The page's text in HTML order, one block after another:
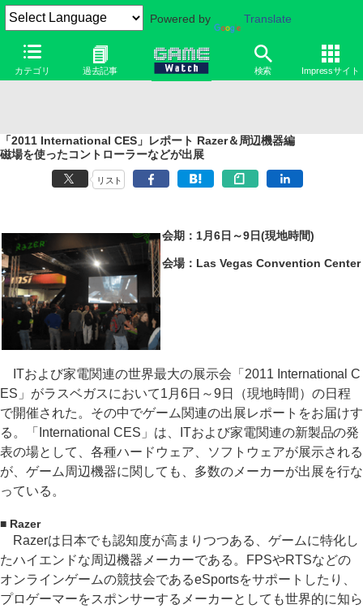
Powered by Translate
カテゴリ 過去記事 検索 Impressサイト
「2011 International CES」レポート Razer＆周辺機器編
磁場を使ったコントローラーなどが出展
リスト
会期：1月6日～9日(現地時間)
会場：Las Vegas Convention Center
ITおよび家電関連の世界最大の展示会「2011 International C
ES」がラスベガスにおいて1月6日～9日（現地時間）の日程
で開催された。その中でゲーム関連の出展レポートをお届けす
る。「International CES」は、ITおよび家電関連の新製品の発
表の場として、各種ハードウェア、ソフトウェアが展示される
が、ゲーム周辺機器に関しても、多数のメーカーが出展を行な
っている。
■ Razer
Razerは日本でも認知度が高まりつつある、ゲームに特化し
たハイエンドな周辺機器メーカーである。FPSやRTSなどの
オンラインゲームの競技会であるeSportsをサポートしたり、
プロゲーマーをスポンサーするメーカーとしても世界的に知ら